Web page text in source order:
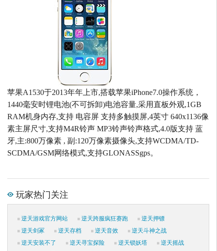
苹果A1530于2013年年上市,搭载苹果iPhone7.0操作系统，
1440毫安时锂电池(不可拆卸)电池容量,采用直板外观,1GB
RAM机身内存,支持 电容屏 支持多触摸屏,4英寸 640x1136像
素主屏尺寸,支持M4R铃声 MP3铃声铃声格式,4.0版支持 蓝
牙,主:800万像素 , 副:120万像素摄像头,支持WCDMA/TD-
SCDMA/GSM网络模式,支持GLONASSgps。
玩家热门关注
逆天游戏官方网站 逆天跨服疯狂赛跑
逆天押镖
逆天剑冢
逆天存档 逆天音效
逆天斗神之战
逆天安装不了
逆天寻宝探险 逆天锁妖塔
逆天摇战